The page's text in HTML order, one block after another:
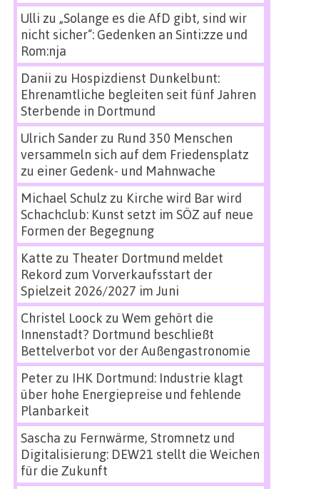
Ulli zu „Solange es die AfD gibt, sind wir
nicht sicher“: Gedenken an Sinti:zze und
Rom:nja
Danii zu Hospizdienst Dunkelbunt:
Ehrenamtliche begleiten seit fünf Jahren
Sterbende in Dortmund
Ulrich Sanderzu Rund 350 Menschen
versammeln sich auf dem Friedensplatz
zu einer Gedenk- und Mahnwache
Michael Schulz zu Kirche wird Bar wird
Schachclub: Kunst setzt im SÖZ auf neue
Formen der Begegnung
Katte zu Theater Dortmund meldet
Rekord zum Vorverkaufsstart der
Spielzeit 2026/2027 im Juni
Christel Loock zu Wem gehört die
Innenstadt? Dortmund beschließt
Bettelverbot vor der Außengastronomie
Peterzu IHK Dortmund: Industrie klagt
über hohe Energiepreise und fehlende
Planbarkeit
Sascha zu Fernwärme, Stromnetz und
Digitalisierung: DEW21 stellt die Weichen
für die Zukunft